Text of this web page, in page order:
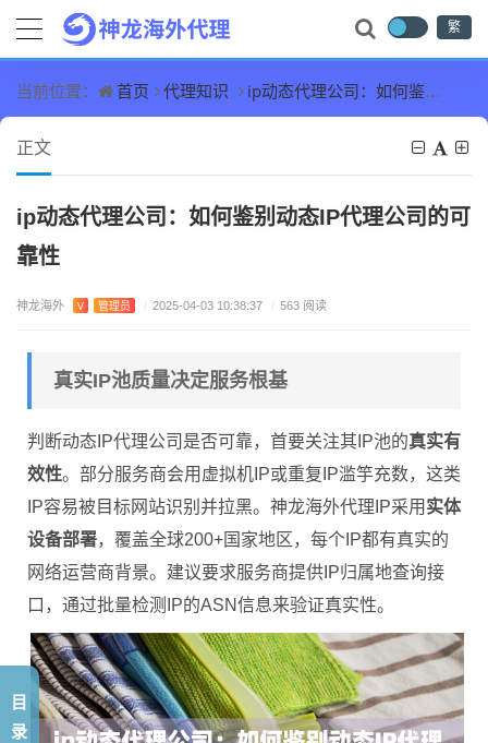
繁
当前位置： 首页 代理知识 ip动态代理公司：如何鉴别动态IP代理公司的可靠性
正文
ip动态代理公司：如何鉴别动态IP代理公司的可
靠性
神龙海外 V 管理员 / 2025-04-03 10:38:37 / 563 阅读
真实IP池质量决定服务根基
判断动态IP代理公司是否可靠，首要关注其IP池的真实有
效性。部分服务商会用虚拟机IP或重复IP滥竽充数，这类
IP容易被目标网站识别并拉黑。神龙海外代理IP采用 实体
设备部署，覆盖全球200+国家地区，每个IP都有真实的
网络运营商背景。建议要求服务商提供IP归属地查询接
口，通过批量检测IP的ASN信息来验证真实性。
目
录